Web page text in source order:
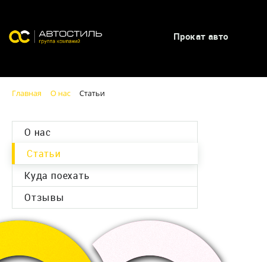
Прокат авто
Главная О нас Статьи
О нас
Статьи
Куда поехать
Отзывы